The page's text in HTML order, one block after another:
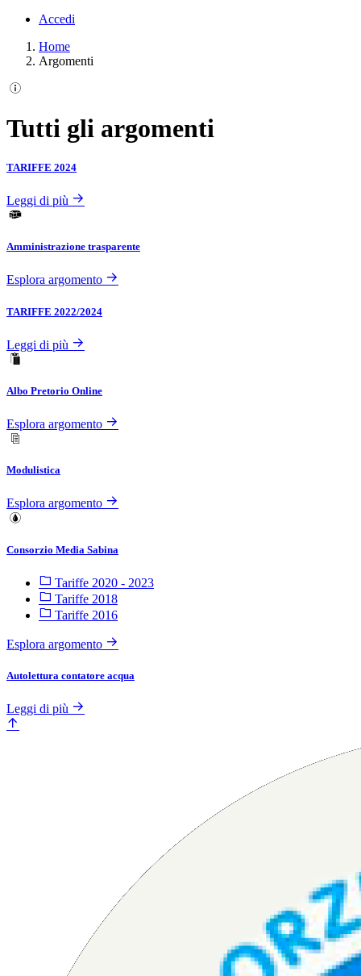
Accedi
Home
Argomenti
Tutti gli argomenti
TARIFFE 2024
Leggi di più
Amministrazione trasparente
Esplora argomento
TARIFFE 2022/2024
Leggi di più
Albo Pretorio Online
Esplora argomento
Modulistica
Esplora argomento
Consorzio Media Sabina
Tariffe 2020 - 2023
Tariffe 2018
Tariffe 2016
Esplora argomento
Autolettura contatore acqua
Leggi di più